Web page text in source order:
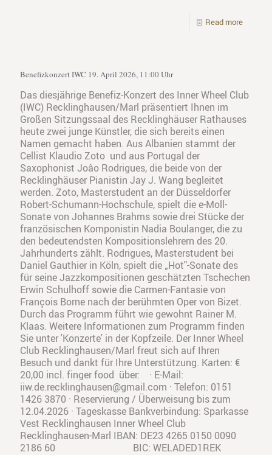
Read more
Benefizkonzert IWC 19. April 2026, 11:00 Uhr
Das diesjährige Benefiz-Konzert des Inner Wheel Club
(IWC) Recklinghausen/Marl präsentiert Ihnen im
Großen Sitzungssaal des Recklinghäuser Rathauses
heute zwei junge Künstler, die sich bereits einen
Namen gemacht haben. Aus Albanien stammt der
Cellist Klaudio Zoto und aus Portugal der
Saxophonist Joâo Rodrigues, die beide von der
Recklinghäuser Pianistin Jay J. Wang begleitet
werden. Zoto, Masterstudent an der Düsseldorfer
Robert-Schumann-Hochschule, spielt die e-Moll-
Sonate von Johannes Brahms sowie drei Stücke der
französischen Komponistin Nadia Boulanger, die zu
den bedeutendsten Kompositionslehrern des 20.
Jahrhunderts zählt. Rodrigues, Masterstudent bei
Daniel Gauthier in Köln, spielt die „Hot"-Sonate des
für seine Jazzkompositionen geschätzten Tschechen
Erwin Schulhoff sowie die Carmen-Fantasie von
François Borne nach der berühmten Oper von Bizet.
Durch das Programm führt wie gewohnt Rainer M.
Klaas. Weitere Informationen zum Programm finden
Sie unter 'Konzerte' in der Kopfzeile. Der Inner Wheel
Club Recklinghausen/Marl freut sich auf Ihren
Besuch und dankt für Ihre Unterstützung. Karten: €
20,00 incl. finger food über: · E-Mail:
iiw.de.recklinghausen@gmail.com · Telefon: 0151
1426 3870 · Reservierung / Überweisung bis zum
12.04.2026 · Tageskasse Bankverbindung: Sparkasse
Vest Recklinghausen Inner Wheel Club
Recklinghausen-Marl IBAN: DE23 4265 0150 0090
2186 60 BIC: WELADED1REK